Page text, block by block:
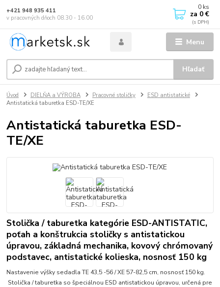
Menu
Hľadať
+421 948 935 411
v pracovných dňoch 08.30 - 16.00
0 ks
za 0 €
Úvod DIELŇA a VÝROBA Pracovné stoličky
ESD antistatické
Antistatická taburetka ESD-TE/XE
Antistatická taburetka ESD-
TE/XE
Stolička / taburetka kategórie ESD-ANTISTATIC,
poťah a konštrukcia stoličky s antistatickou
úpravou, základná mechanika, kovový chrómovaný
podstavec, antistatické kolieska, nosnosť 150 kg
Nastavenie výšky sedadla TE 43,5 -56 / XE 57-82,5 cm, nosnosť 150 kg.
Stolička / taburetka so špeciálnou ESD antistatickou úpravou, určená pre